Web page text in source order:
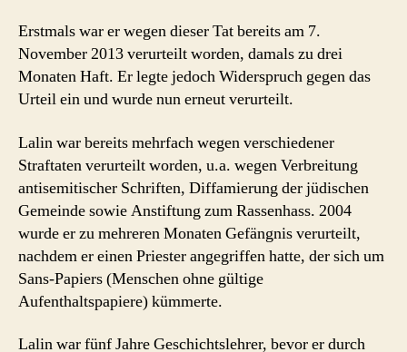
Erstmals war er wegen dieser Tat bereits am 7.
November 2013 verurteilt worden, damals zu drei
Monaten Haft. Er legte jedoch Widerspruch gegen das
Urteil ein und wurde nun erneut verurteilt.
Lalin war bereits mehrfach wegen verschiedener
Straftaten verurteilt worden, u.a. wegen Verbreitung
antisemitischer Schriften, Diffamierung der jüdischen
Gemeinde sowie Anstiftung zum Rassenhass. 2004
wurde er zu mehreren Monaten Gefängnis verurteilt,
nachdem er einen Priester angegriffen hatte, der sich um
Sans-Papiers (Menschen ohne gültige
Aufenthaltspapiere) kümmerte.
Lalin war fünf Jahre Geschichtslehrer, bevor er durch